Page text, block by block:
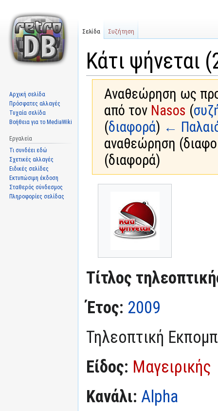
Κάτι ψήνεται
Αναθεώρηση ως
από τον Nasos (
(διαφορά) ←
αναθεώρηση
(διαφορά)
Τίτλος
Έτος: 2009
Τηλεοπτική
Είδος: Μαγειρικής
Κανάλι: Alpha
Σελίδα Συζήτηση
Αρχική σελίδα
Πρόσφατες αλλαγές
Τυχαία σελίδα
Βοήθεια για το MediaWiki
Εργαλεία
Τι συνδέει εδώ
Σχετικές αλλαγές
Ειδικές σελίδες
Εκτυπώσιμη έκδοση
Σταθερός σύνδεσμος
Πληροφορίες σελίδας